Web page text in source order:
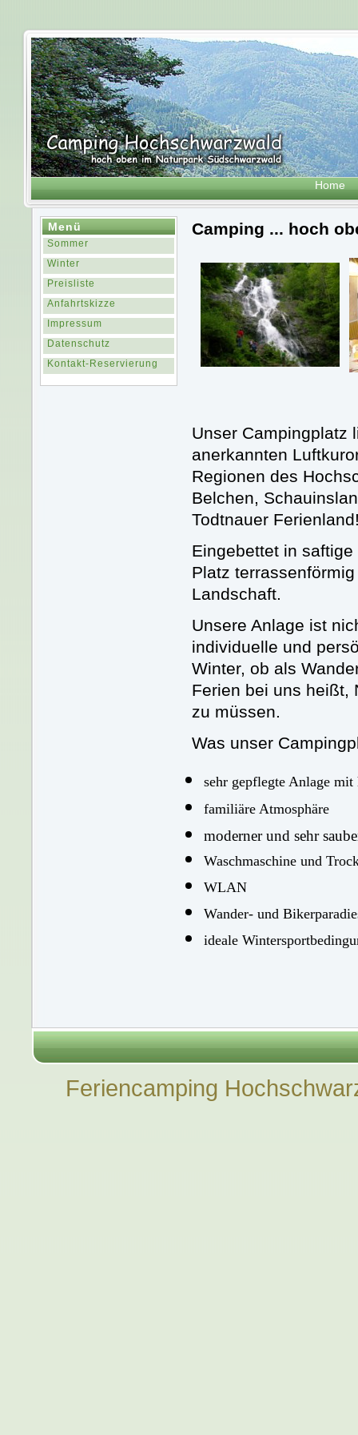
Home
Menü
Sommer
Winter
Preisliste
Anfahrtskizze
Impressum
Datenschutz
Kontakt-Reservierung
Camping ... hoch
Unser Campingplatz
anerkannten
Regionen des
Belchen,
Todtnauer
Eingebettet in
Platz
Landschaft.
Unsere Anlage ist
individuelle und
Winter, ob als
Ferien bei uns heißt,
zu müssen.
Was unser
sehr gepflegte Anlage mit
familiäre Atmosphäre
moderner und sehr
Waschmaschine und
WLAN
Wander- und
ideale
Feriencamping